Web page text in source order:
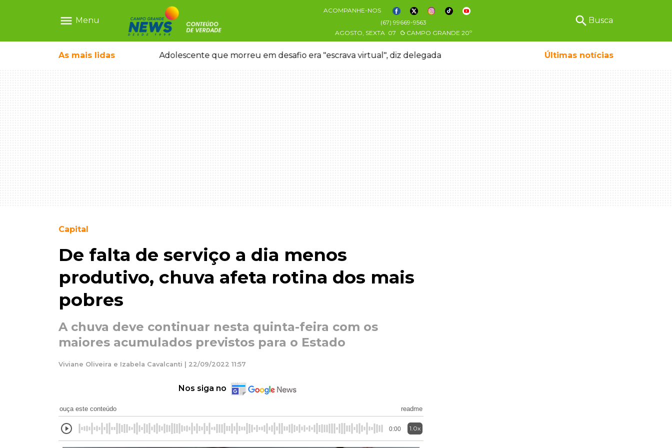
menu Menu
ACOMPANHE-NOS
(67) 99669-9563
AGOSTO, SEXTA 07 CAMPO GRANDE 20º
search Busca
As mais lidas
em caminhão estacionado Adolescente que morreu em desafio era "escrava virtual", diz delegada Últimas notícias
Capital
De falta de serviço a dia menos
produtivo, chuva afeta rotina dos mais
pobres
A chuva deve continuar nesta quinta-feira com os
maiores acumulados previstos para o Estado
Viviane Oliveira e Izabela Cavalcanti | 22/09/2022 11:57
Nos siga no
ouça este conteúdo readme
0:00 1.0x